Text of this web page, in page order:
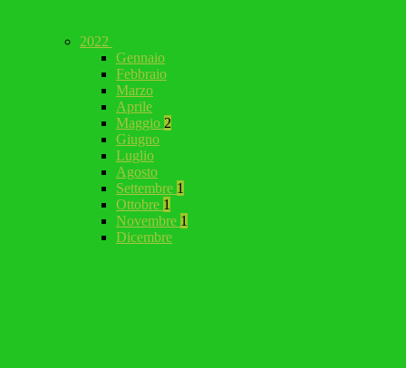
2022
Gennaio
Febbraio
Marzo
Aprile
Maggio 2
Giugno
Luglio
Agosto
Settembre 1
Ottobre 1
Novembre 1
Dicembre